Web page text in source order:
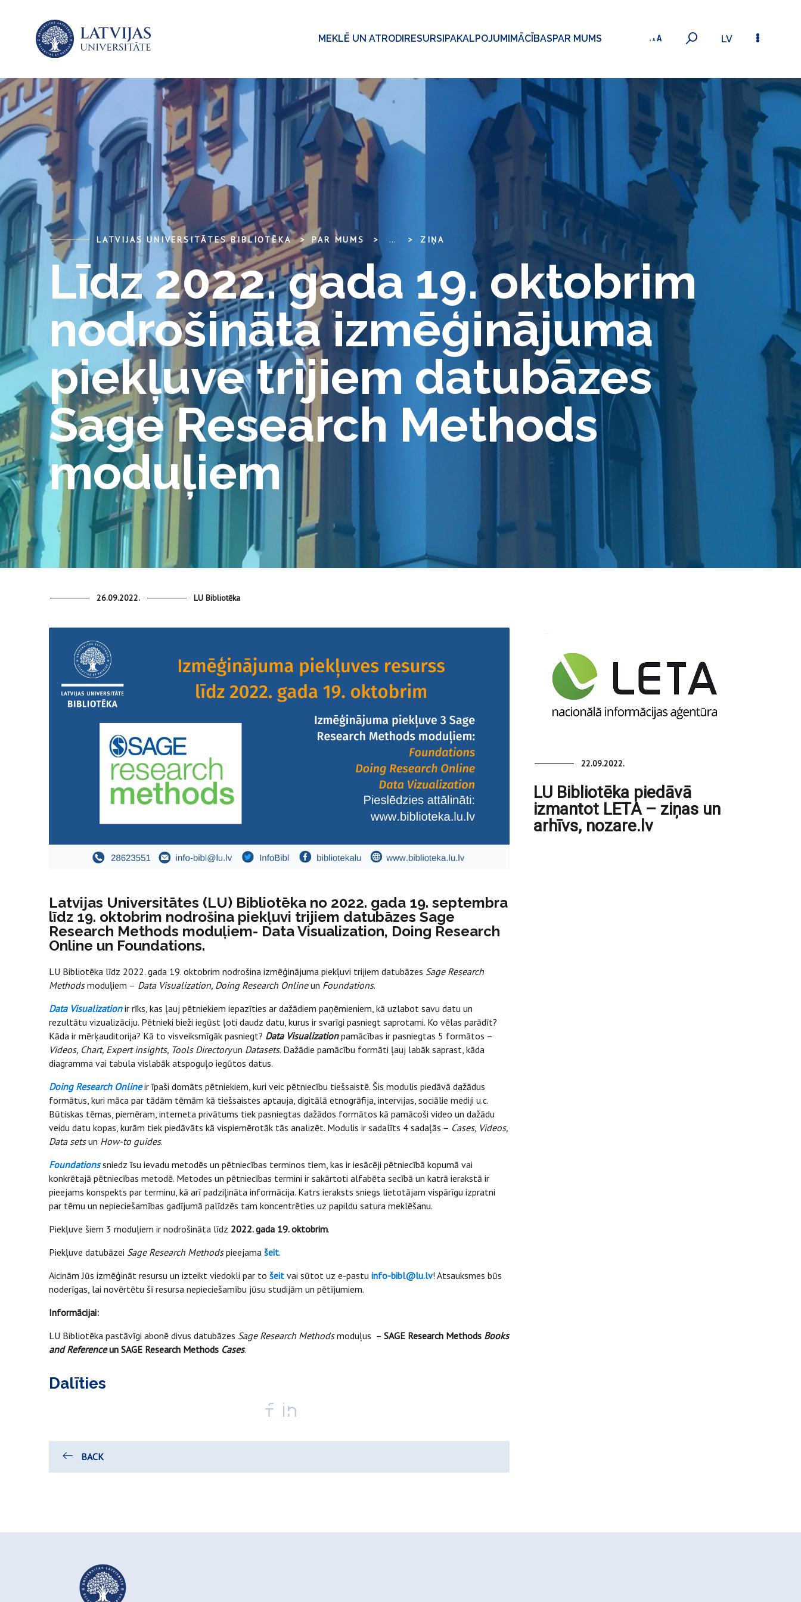
MEKLĒ UN ATRODIRESURSIPAKALPOJUMIMĀCĪBASPAR MUMS LV
LATVIJAS UNIVERSITĀTES BIBLIOTĒKA PAR MUMS ... ZIŅA
Līdz 2022. gada 19. oktobrim
nodrošināta izmēģinājuma
piekļuve trijiem datubāzes
Sage Research Methods
moduļiem
26.09.2022. LU Bibliotēka
Latvijas Universitātes (LU) Bibliotēka no 2022. gada 19. septembra
līdz 19. oktobrim nodrošina piekļuvi trijiem datubāzes Sage
Research Methods moduļiem- Data Visualization, Doing Research
Online un Foundations.
LU Bibliotēka līdz 2022. gada 19. oktobrim nodrošina izmēģinājuma piekļuvi trijiem datubāzes Sage Research
Methodsmoduļiem – Data Visualization, Doing Research Onlineun Foundations.
Data Visualizationir rīks, kas ļauj pētniekiem iepazīties ar dažādiem paņēmieniem, kā uzlabot savu datu un
rezultātu vizualizāciju. Pētnieki bieži iegūst ļoti daudz datu, kurus ir svarīgi pasniegt saprotami. Ko vēlas parādīt?
Kāda ir mērķauditorija? Kā to visveiksmīgāk pasniegt? Data Visualizationpamācības ir pasniegtas 5 formātos –
Videos, Chart, Expert insights, Tools Directoryun Datasets. Dažādie pamācību formāti ļauj labāk saprast, kāda
diagramma vai tabula vislabāk atspoguļo iegūtos datus.
Doing Research Online ir īpaši domāts pētniekiem, kuri veic pētniecību tiešsaistē. Šis modulis piedāvā dažādus
formātus, kuri māca par tādām tēmām kā tiešsaistes aptauja, digitālā etnogrāfija, intervijas, sociālie mediji u.c.
Būtiskas tēmas, piemēram, interneta privātums tiek pasniegtas dažādos formātos kā pamācoši video un dažādu
veidu datu kopas, kurām tiek piedāvāts kā vispiemērotāk tās analizēt. Modulis ir sadalīts 4 sadaļās – Cases, Videos,
Data setsun How-to guides.
Foundationssniedz īsu ievadu metodēs un pētniecības terminos tiem, kas ir iesācēji pētniecībā kopumā vai
konkrētajā pētniecības metodē. Metodes un pētniecības termini ir sakārtoti alfabēta secībā un katrā ierakstā ir
pieejams konspekts par terminu, kā arī padziļināta informācija. Katrs ieraksts sniegs lietotājam vispārīgu izpratni
par tēmu un nepieciešamības gadījumā palīdzēs tam koncentrēties uz papildu satura meklēšanu.
Piekļuve šiem 3 moduļiem ir nodrošināta līdz 2022. gada 19. oktobrim.
Piekļuve datubāzei Sage Research Methodspieejama šeit.
Aicinām Jūs izmēģināt resursu un izteikt viedokli par to šeit vai sūtot uz e-pastu info-bibl@lu.lv! Atsauksmes būs
noderīgas, lai novērtētu šī resursa nepieciešamību jūsu studijām un pētījumiem.
Informācijai:
LU Bibliotēka pastāvīgi abonē divus datubāzes Sage Research Methodsmoduļus – SAGE Research Methods Books
and Referenceun SAGE Research Methods Cases.
Dalīties
BACK
22.09.2022.
LU Bibliotēka piedāvā
izmantot LETA – ziņas un
arhīvs, nozare.lv